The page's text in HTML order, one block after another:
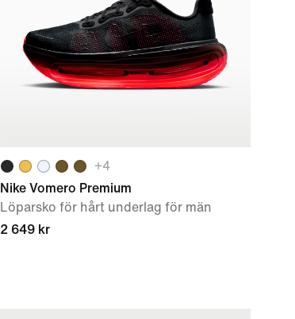
+4
Nike Vomero Premium
Löparsko för hårt underlag för män
2 649 kr